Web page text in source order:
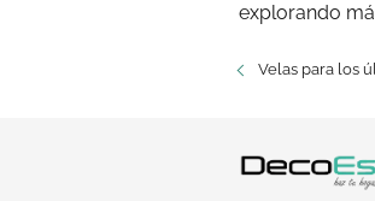
explorando
Velas para los